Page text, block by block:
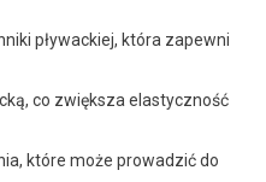
pływackiej, która zapewni
co zwiększa elastyczność
które może prowadzić do